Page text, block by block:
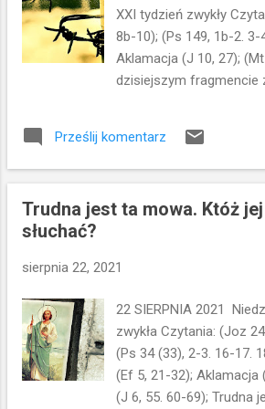
zatrzymać się na tym
dzisiejszym fragmencie.
uczniów - poznał
zafascynowany i ma
proroków Mesjaszem.
XXI tydzień zwykły
8b-10); (Ps 149, 1b-2. 3-
Aklamacja (J 10, 27);
dzisiejszym fragmencie
Czytamy, więc:
królestwo niebieskie
pozwalacie..."
odpowiednich
procesja ślepców
Breugla) daleko nie
później znajdzie się w
Prześlij komentarz
Trudna jest ta mowa. Któż
słuchać?
sierpnia 22, 2021
22 SIERPNIA 2021
zwykła Czytania: (Joz
(Ps 34 (33), 2-3. 16-17.
(Ef 5, 21-32); Aklamacja
(J 6, 55. 60-69); Trudna